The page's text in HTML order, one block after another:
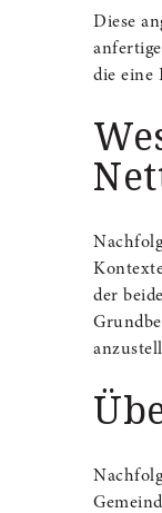
Diese
die eine
der